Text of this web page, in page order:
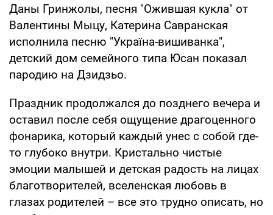
Даны Гринжолы, песня "Ожившая кукла" от
Валентины Мыцу, Катерина Савранская
исполнила песню "Україна-вишиванка",
детский дом семейного типа Юсан показал
пародию на Дзидзьо.
Праздник продолжался до позднего вечера и
оставил после себя ощущение драгоценного
фонарика, который каждый унес с собой где-
то глубоко внутри. Кристально чистые
эмоции малышей и детская радость на лицах
благотворителей, вселенская любовь в
глазах родителей – все это трудно описать, но